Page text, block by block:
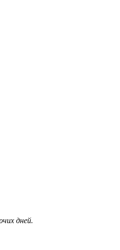
дней.